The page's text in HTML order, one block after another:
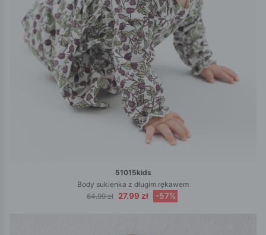
51015kids
Body sukienka z długim rękawem
64.99 zł
27.99 zł -57%